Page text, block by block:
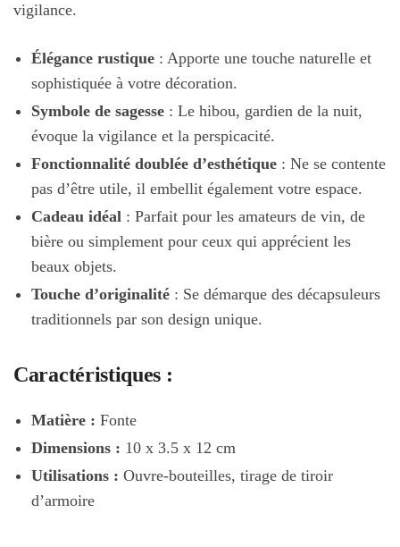
vigilance.
Élégance rustique : Apporte une touche naturelle et
sophistiquée à votre décoration.
Symbole de sagesse : Le hibou, gardien de la nuit,
évoque la vigilance et la perspicacité.
Fonctionnalité doublée d’esthétique : Ne se contente
pas d’être utile, il embellit également votre espace.
Cadeau idéal : Parfait pour les amateurs de vin, de
bière ou simplement pour ceux qui apprécient les
beaux objets.
Touche d’originalité : Se démarque des décapsuleurs
traditionnels par son design unique.
Caractéristiques :
Matière : Fonte
Dimensions : 10 x 3.5 x 12 cm
Utilisations : Ouvre-bouteilles, tirage de tiroir
d’armoire